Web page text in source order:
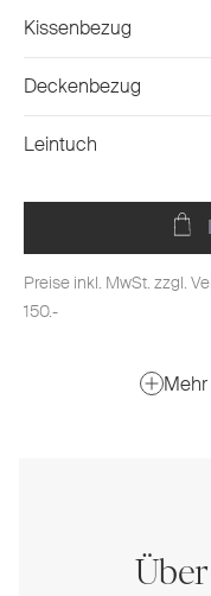
Kissenbezug
Deckenbezug
Leintuch
Preise inkl. MwSt. zzgl.
150.-